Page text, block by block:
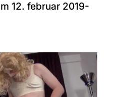
12. februar 2019-